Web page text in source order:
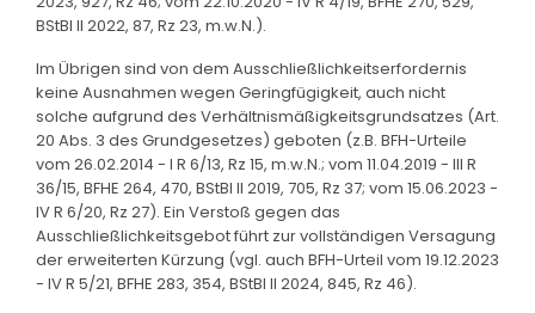
BStBl II 2022, 87, Rz 23, m.w.N.).
Im Übrigen sind von dem Ausschließlichkeitserfordernis
keine Ausnahmen wegen Geringfügigkeit, auch nicht
solche aufgrund des Verhältnismäßigkeitsgrundsatzes (Art.
20 Abs. 3 des Grundgesetzes) geboten (z.B. BFH-Urteile
vom 26.02.2014 - I R 6/13, Rz 15, m.w.N.; vom 11.04.2019 - III R
36/15, BFHE 264, 470, BStBl II 2019, 705, Rz 37; vom 15.06.2023 -
IV R 6/20, Rz 27). Ein Verstoß gegen das
Ausschließlichkeitsgebot führt zur vollständigen Versagung
der erweiterten Kürzung (vgl. auch BFH-Urteil vom 19.12.2023
- IV R 5/21, BFHE 283, 354, BStBl II 2024, 845, Rz 46).